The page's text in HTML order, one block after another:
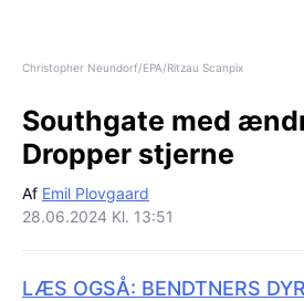
Christopher Neundorf/EPA/Ritzau Scanpix
Southgate med
Dropper stjerne
Af Emil Plovgaard
28.06.2024 Kl. 13:51
LÆS OGSÅ: BENDTNERS